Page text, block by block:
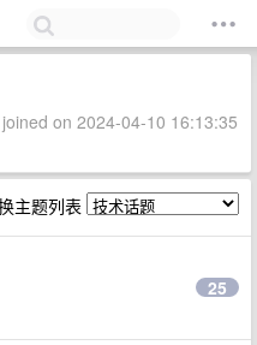
on 2024-04-10 16:13:35
主题列表
25